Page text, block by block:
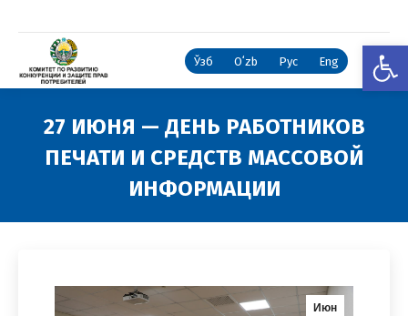
Ўзб Oʻzb Рус Eng
27 ИЮНЯ — ДЕНЬ РАБОТНИКОВ
ПЕЧАТИ И СРЕДСТВ МАССОВОЙ
ИНФОРМАЦИИ
Июн